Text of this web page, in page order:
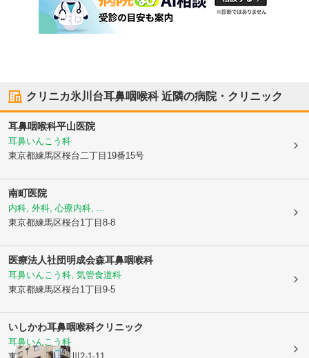
クリニカ氷川台耳鼻咽喉科近隣の病院・クリニック
耳鼻咽喉科平山医院
耳鼻いんこう科
東京都練馬区桜台二丁目19番15号
南町医院
内科, 外科, 心療内科, ...
東京都練馬区桜台1丁目8-8
医療法人社団明成会森耳鼻咽喉科
耳鼻いんこう科, 気管食道科
東京都練馬区桜台1丁目9-5
いしかわ耳鼻咽喉科クリニック
耳鼻いんこう科